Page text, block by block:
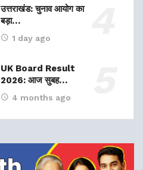
उत्तराखंड: चुनाव आयोग का
बड़ा…
1 day ago
UK Board Result
2026: आज सुबह…
4 months ago